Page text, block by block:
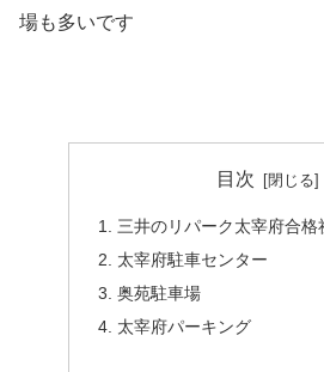
場も多いです
目次
三井のリパーク太宰府合格
太宰府駐車センター
奥苑駐車場
太宰府パーキング